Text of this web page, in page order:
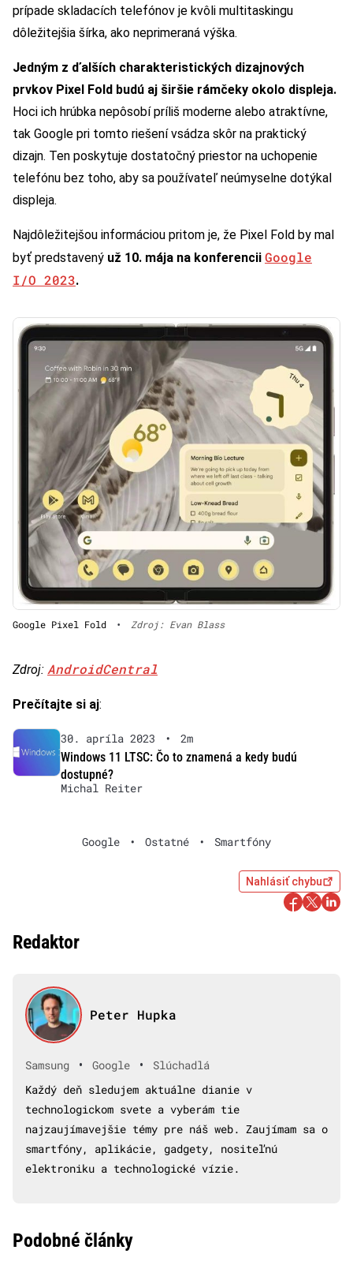
prípade skladacích telefónov je kvôli multitaskingu
dôležitejšia šírka, ako neprimeraná výška.
Jedným z ďalších charakteristických dizajnových
prvkov Pixel Fold budú aj širšie rámčeky okolo displeja.
Hoci ich hrúbka nepôsobí príliš moderne alebo atraktívne,
tak Google pri tomto riešení vsádza skôr na praktický
dizajn. Ten poskytuje dostatočný priestor na uchopenie
telefónu bez toho, aby sa používateľ neúmyselne dotýkal
displeja.
Najdôležitejšou informáciou pritom je, že Pixel Fold by mal
byť predstavený už 10. mája na konferencii Google
I/O 2023.
Google Pixel Fold • Zdroj: Evan Blass
Zdroj: AndroidCentral
Prečítajte si aj:
30. apríla 2023 •
2m
Windows 11 LTSC: Čo to znamená a kedy budú
dostupné?
Michal Reiter
Google • Ostatné • Smartfóny
Nahlásiť chybu
Redaktor
Peter Hupka
Samsung • Google •
Slúchadlá
Každý deň sledujem aktuálne dianie v
technologickom svete a vyberám tie
najzaujímavejšie témy pre náš web. Zaujímam sa o
smartfóny, aplikácie, gadgety, nositeľnú
elektroniku a technologické vízie.
Podobné články